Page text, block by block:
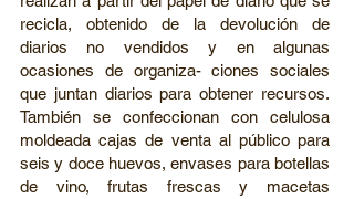
recicla, obtenido de la devolución de
diarios no vendidos y en algunas
ocasiones de organiza- ciones sociales
que juntan diarios para obtener recursos.
También se confeccionan con celulosa
moldeada cajas de venta al público para
seis y doce huevos, envases para botellas
de vino, frutas frescas y macetas